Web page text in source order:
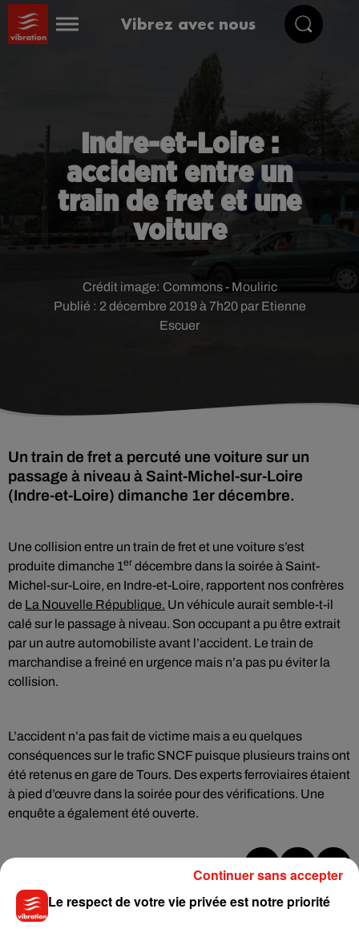
Vibrez avec nous
Indre-et-Loire :
accident entre un
train de fret et une
voiture
Publié : 2 décembre 2019 à 7h20 par Etienne
Escuer
Crédit image: Commons - Mouliric
Un train de fret a percuté une voiture sur un
passage à niveau à Saint-Michel-sur-Loire
(Indre-et-Loire) dimanche 1er décembre.
Une collision entre un train de fret et une voiture s’est
produite dimanche 1er décembre dans la soirée à Saint-
Michel-sur-Loire, en Indre-et-Loire, rapportent nos confrères
de La Nouvelle République. Un véhicule aurait semble-t-il
calé sur le passage à niveau. Son occupant a pu être extrait
par un autre automobiliste avant l’accident. Le train de
marchandise a freiné en urgence mais n’a pas pu éviter la
collision.
L’accident n’a pas fait de victime mais a eu quelques
conséquences sur le trafic SNCF puisque plusieurs trains ont
été retenus en gare de Tours. Des experts ferroviaires étaient
à pied d’œuvre dans la soirée pour des vérifications. Une
enquête a également été ouverte.
MusiqueLe respect de votre vie privée est notre priorité
Continuer sans accepter